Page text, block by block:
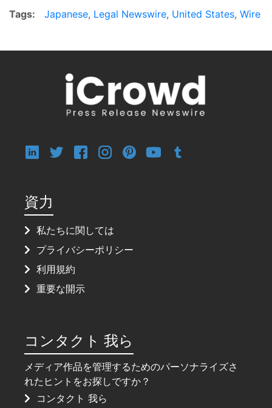
Tags: Japanese, Legal Newswire, United States, Wire
資力
私たちに関しては
プライバシーポリシー
利用規約
重要な開示
コンタクト 我ら
メディア作品を管理するためのパーソナライズさ
れたヒントをお探しですか？
コンタクト 我ら